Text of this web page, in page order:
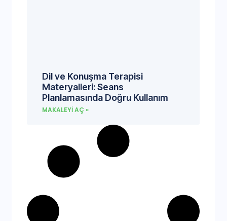
Dil ve Konuşma Terapisi
Materyalleri: Seans
Planlamasında Doğru Kullanım
MAKALEYI AÇ »